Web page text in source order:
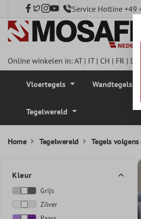
hoofdinhoud Service Hotline +49
Online winkelen in:AT| IT| CH | FR | DE
Vloertegels Wandtegels
Tegelwereld
Home Tegelwereld Tegels
Kleur
Grijs
Zilver